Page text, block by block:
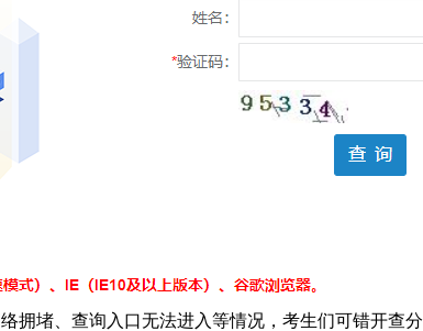
拥堵、查询入口无法进入等情况，考生们可错开查